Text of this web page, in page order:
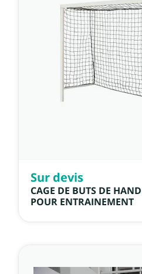
Sur devis
CAGE DE BUTS DE
POUR ENTRAINEMENT